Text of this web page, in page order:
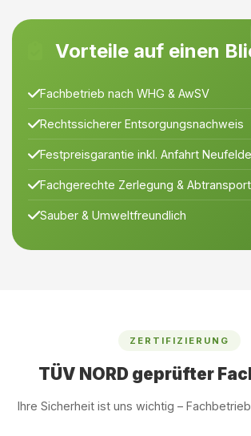
Vorteile auf einen
Fachbetrieb nach WHG & AwSV
Rechtssicherer Entsorgungsnachweis
Festpreisgarantie inkl. Anfahrt
Fachgerechte Zerlegung & Abtransport
Sauber & Umweltfreundlich
ZERTIFIZIERUNG
TÜV NORD geprüfter
Ihre Sicherheit ist uns wichtig –